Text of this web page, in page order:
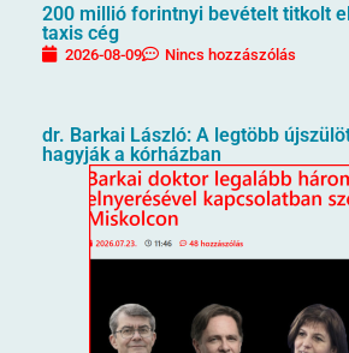
200 millió forintnyi bevételt titkolt
taxis cég
2026-08-09 Nincs hozzászólás
dr. Barkai László: A legtöbb
hagyják a kórházban